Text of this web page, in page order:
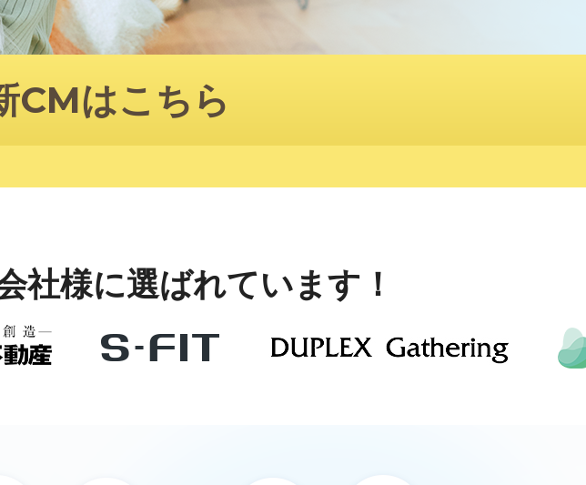
CMはこちら
社様に選ばれています！